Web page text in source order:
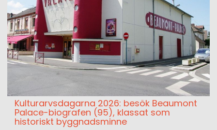
Kulturarvsdagarna 2026: besök Beaumont
Palace-biografen (95), klassat som
historiskt byggnadsminne